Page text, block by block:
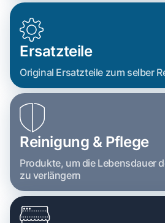
Ersatzteile
Original Ersatzteile zum selber
Reinigung & Pflege
Produkte, um die Lebensdauer
zu verlängern